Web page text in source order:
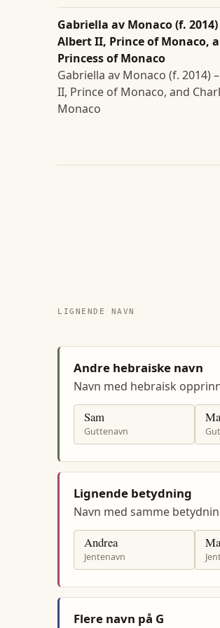
Gabriella av Monaco (f.
Albert II, Prince of Monaco,
Princess of Monaco
Gabriella av Monaco (f. 2014)
II, Prince of Monaco, and
Monaco
LIGNENDE NAVN
Andre hebraiske navn
Navn med hebraisk
Sam
Guttenavn
Lignende betydning
Navn med samme
Andrea
Jentenavn
Flere navn på G